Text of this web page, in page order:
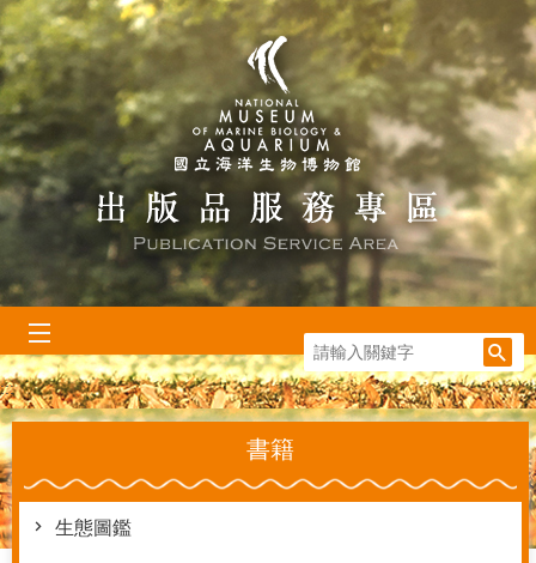
跳到主要內容區塊
:::
書籍
生態圖鑑